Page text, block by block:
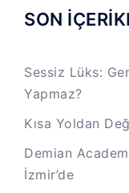
SON
Sessiz Lüks:
Yapmaz?
Kısa Yoldan
Demian
İzmir’de